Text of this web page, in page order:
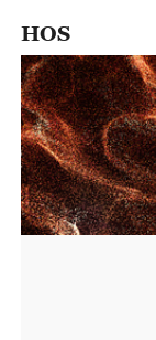
HOS